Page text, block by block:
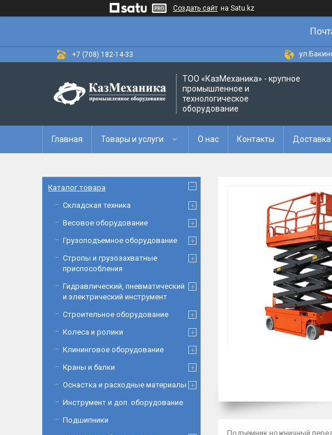
Создать сайт на Satu.kz
+7 (708) 182-14-33
ТОО «‎КазМеханика» - крупное
промышленное и
технологическое
оборудование
Главная Товары и услуги О нас Контакты Доставка
Подъемник ножничный
Каталог товара
Складская техника
Весовое оборудование
Грузоподъемное оборудование
Стропы и грузозахватные
приспособления
Гидравлический, пневматический
и электрический инструмент
Строительное оборудование
Колеса и ролики
Клининговое оборудование
Краны и балки
Оснастка и расходные материалы
Инструмент и доп. оборудование
Подшипники